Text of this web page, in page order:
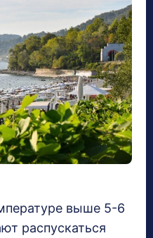
выше 5-6
распускаться